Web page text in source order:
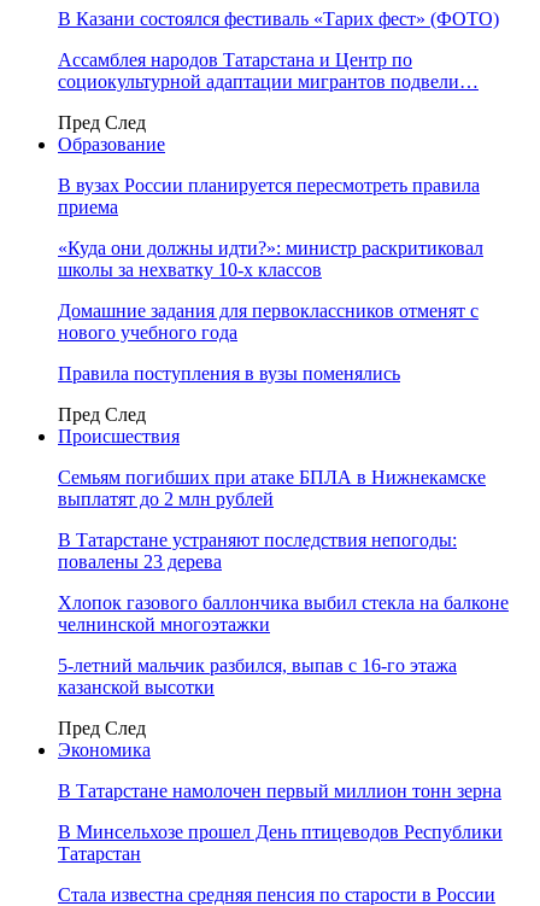
В Казани состоялся фестиваль «Тарих фест» (ФОТО)
Ассамблея народов Татарстана и Центр по
социокультурной адаптации мигрантов подвели…
Пред След
Образование
В вузах России планируется пересмотреть правила
приема
«Куда они должны идти?»: министр раскритиковал
школы за нехватку 10-х классов
Домашние задания для первоклассников отменят с
нового учебного года
Правила поступления в вузы поменялись
Пред След
Происшествия
Семьям погибших при атаке БПЛА в Нижнекамске
выплатят до 2 млн рублей
В Татарстане устраняют последствия непогоды:
повалены 23 дерева
Хлопок газового баллончика выбил стекла на балконе
челнинской многоэтажки
5-летний мальчик разбился, выпав с 16-го этажа
казанской высотки
Пред След
Экономика
В Татарстане намолочен первый миллион тонн зерна
В Минсельхозе прошел День птицеводов Республики
Татарстан
Стала известна средняя пенсия по старости в России